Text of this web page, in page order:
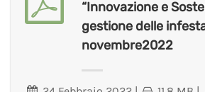
“Innovazione e
gestione delle
novembre2022